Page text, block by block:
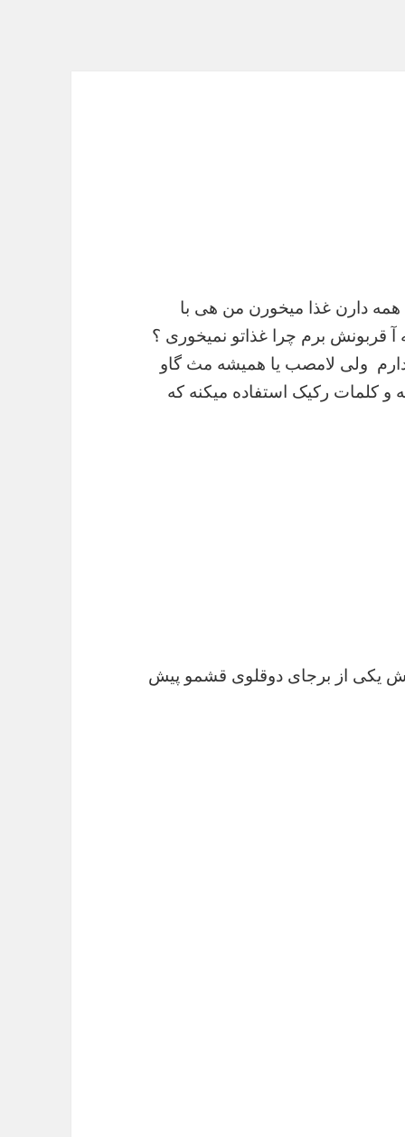
همه دارن غذا میخورن من هی با
آ قربونش برم چرا غذاتو نمیخوری ؟
ولی لامصب یا همیشه مث گاو
و کلمات رکیک استفاده میکنه که
یکی از برجای دوقلوی قشمو پیش